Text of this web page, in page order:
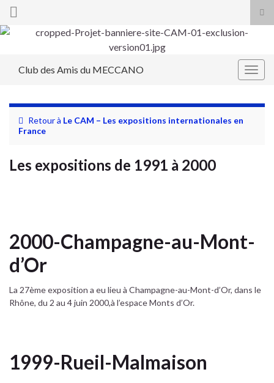
Search for:
Club des Amis du MECCANO
Retour à Le CAM – Les expositions internationales en
France
Les expositions de 1991 à 2000
2000-Champagne-au-Mont-
d’Or
La 27ème exposition a eu lieu à Champagne-au-Mont-d’Or, dans le
Rhône, du 2 au 4 juin 2000,à l’espace Monts d’Or.
1999-Rueil-Malmaison